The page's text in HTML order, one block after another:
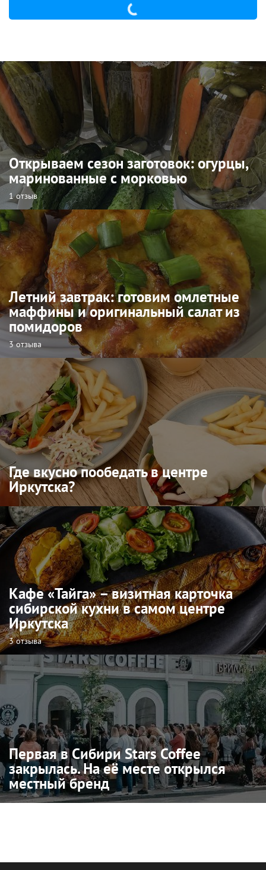
Открываем сезон заготовок: огурцы,
маринованные с морковью
1 отзыв
Летний завтрак: готовим омлетные
маффины и оригинальный салат из
помидоров
3 отзыва
Где вкусно пообедать в центре
Иркутска?
Кафе «Тайга» – визитная карточка
сибирской кухни в самом центре
Иркутска
3 отзыва
Первая в Сибири Stars Coffee
закрылась. На её месте открылся
местный бренд